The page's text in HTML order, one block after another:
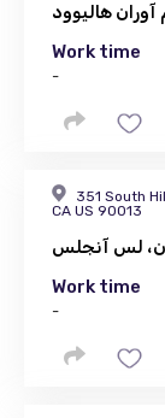
آوران هالیوود
Work time
-
351 South
CA US 90013
لس آنجلس
Work time
-